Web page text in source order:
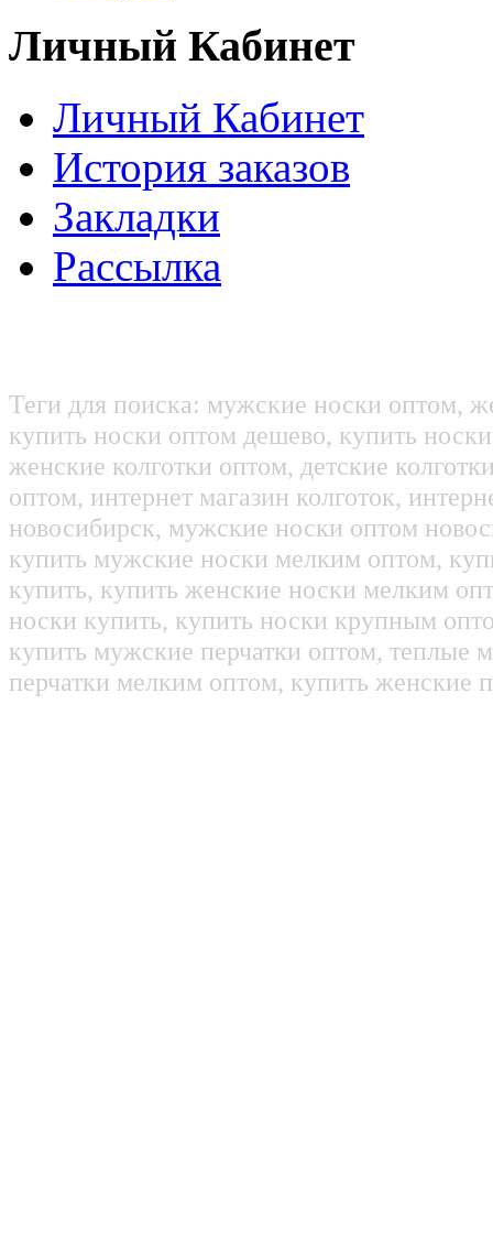
Личный Кабинет
Личный Кабинет
История заказов
Закладки
Рассылка
Теги для поиска: мужские носки оптом,
купить носки оптом дешево, купить
женские колготки оптом, детские
оптом, интернет магазин колготок,
новосибирск, мужские носки оптом
купить мужские носки мелким оптом,
купить, купить женские носки мелким
носки купить, купить носки крупным
купить мужские перчатки оптом, теплые
перчатки мелким оптом, купить женские